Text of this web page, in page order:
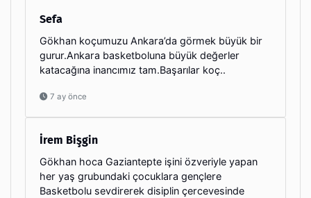
Sefa
Gökhan koçumuzu Ankara’da görmek büyük bir
gurur.Ankara basketboluna büyük değerler
katacağına inancımız tam.Başarılar koç..
7 ay önce
İrem Bişgin
Gökhan hoca Gaziantepte işini özveriyle yapan
her yaş grubundaki çocuklara gençlere
Basketbolu sevdirerek disiplin çercevesinde